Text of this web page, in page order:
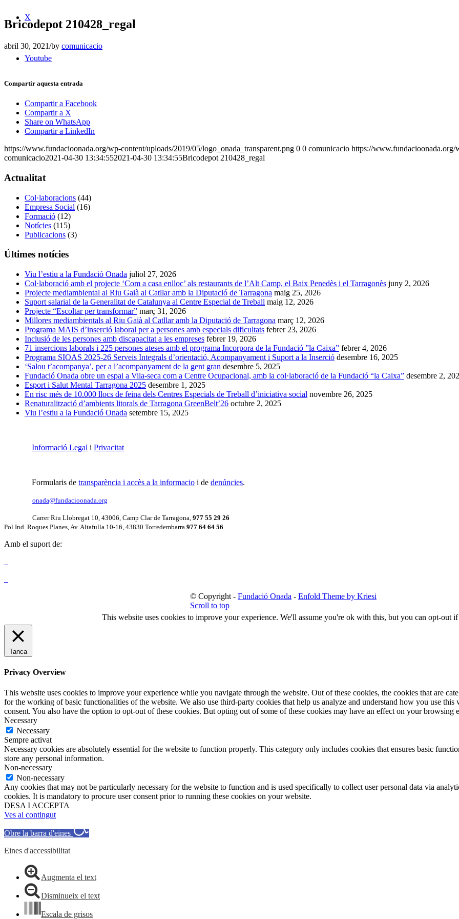
X
Youtube
Bricodepot 210428_regal
abril 30, 2021/by comunicacio
Compartir aquesta entrada
Compartir a Facebook
Compartir a X
Share on WhatsApp
Compartir a LinkedIn
https://www.fundacioonada.org/wp-content/uploads/2019/05/logo_onada_transparent.png 0 0 comunicacio https://www.fundacioonada.org/
comunicacio2021-04-30 13:34:552021-04-30 13:34:55Bricodepot 210428_regal
Actualitat
Col·laboracions (44)
Empresa Social (16)
Formació (12)
Notícies (115)
Publicacions (3)
Últimes notícies
Viu l’estiu a la Fundació Onada juliol 27, 2026
Col·laboració amb el projecte ‘Com a casa enlloc’ als restaurants de l’Alt Camp, el Baix Penedès i el Tarragonès juny 2, 2026
Projecte mediambiental al Riu Gaià al Catllar amb la Diputació de Tarragona maig 25, 2026
Suport salarial de la Generalitat de Catalunya al Centre Especial de Treball maig 12, 2026
Projecte “Escoltar per transformar” març 31, 2026
Millores mediambientals al Riu Gaià al Catllar amb la Diputació de Tarragona març 12, 2026
Programa MAIS d’inserció laboral per a persones amb especials dificultats febrer 23, 2026
Inclusió de les persones amb discapacitat a les empreses febrer 19, 2026
71 insercions laborals i 225 persones ateses amb el programa Incorpora de la Fundació ”la Caixa” febrer 4, 2026
Programa SIOAS 2025-26 Serveis Integrals d’orientació, Acompanyament i Suport a la Inserció desembre 16, 2025
‘Salou t’acompanya’, per a l’acompanyament de la gent gran desembre 5, 2025
Fundació Onada obre un espai a Vila-seca com a Centre Ocupacional, amb la col·laboració de la Fundació “la Caixa” desembre 2,
Esport i Salut Mental Tarragona 2025 desembre 1, 2025
En risc més de 10.000 llocs de feina dels Centres Especials de Treball d’iniciativa social novembre 26, 2025
Renaturalització d’ambients litorals de Tarragona GreenBelt’26 octubre 2, 2025
Viu l’estiu a la Fundació Onada setembre 15, 2025
Informació Legal i Privacitat
Formularis de transparència i accès a la informacio i de denúncies.
onada@fundacioonada.org
Carrer Riu Llobregat 10, 43006, Camp Clar de Tarragona, 977 55 29 26
Pol.Ind. Roques Planes, Av. Altafulla 10-16, 43830 Torredembarra 977 64 64 56
Amb el suport de:
© Copyright - Fundació Onada - Enfold Theme by Kriesi
Scroll to top
This website uses cookies to improve your experience. We'll assume you're ok with this, but you can opt-out
Tanca
Privacy Overview
This website uses cookies to improve your experience while you navigate through the website. Out of these cookies, the cookies that are
for the working of basic functionalities of the website. We also use third-party cookies that help us analyze and understand how you use
consent. You also have the option to opt-out of these cookies. But opting out of some of these cookies may have an effect on your browsing
Necessary
Necessary
Sempre activat
Necessary cookies are absolutely essential for the website to function properly. This category only includes cookies that ensures basic
store any personal information.
Non-necessary
Non-necessary
Any cookies that may not be particularly necessary for the website to function and is used specifically to collect user personal data via
cookies. It is mandatory to procure user consent prior to running these cookies on your website.
DESA I ACCEPTA
Ves al contingut
Obre la barra d'eines
Eines d'accessibilitat
Augmenta el text
Disminueix el text
Escala de grisos